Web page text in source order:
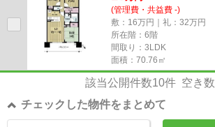
(管理費・共益費 -)
敷：16万円｜礼：32万円
所在階：6階
間取り：3LDK
面積：70.76㎡
該当公開件数10件 空き数
チェックした物件をまとめて